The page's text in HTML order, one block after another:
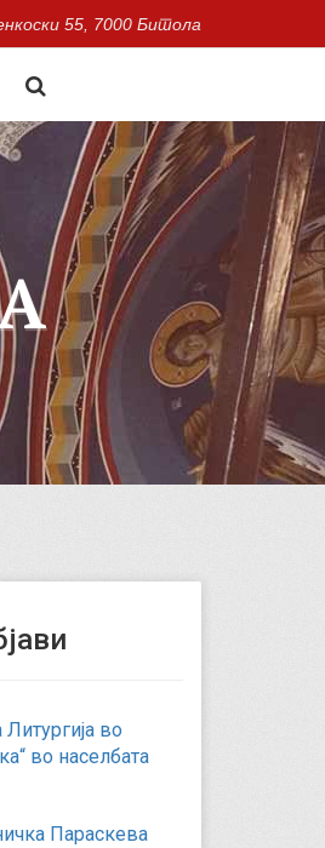
55, 7000 Битола
во
во населбата
Параскева